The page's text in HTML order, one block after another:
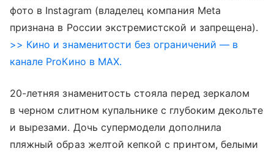
фото в Instagram (владелец компания Meta
признана в России экстремистской и запрещена).
>> Кино и знаменитости без ограничений — в
канале ProКино в MAX.
20-летняя знаменитость стояла перед зеркалом
в черном слитном купальнике с глубоким декольте
и вырезами. Дочь супермодели дополнила
пляжный образ желтой кепкой с принтом, белыми